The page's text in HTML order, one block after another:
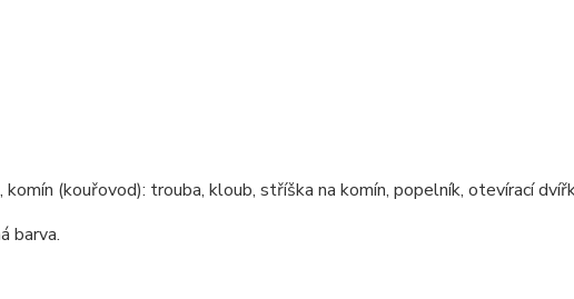
(kouřovod): trouba, kloub, stříška na komín, popelník, otevírací
barva.